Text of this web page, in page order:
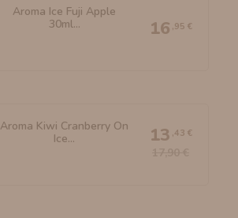
Aroma Ice Fuji Apple
30ml...
16 ,95 €
Aroma Kiwi Cranberry On
Ice...
13 ,43 €